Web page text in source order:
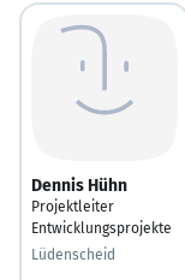
Dennis Hühn
Projektleiter
Entwicklungsprojekte
Lüdenscheid